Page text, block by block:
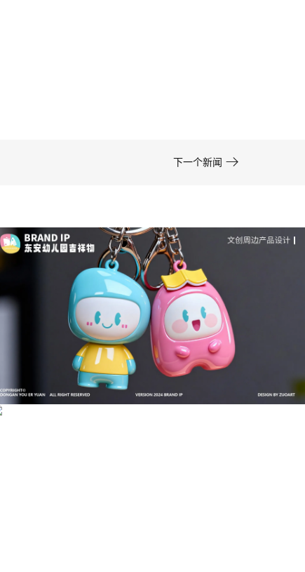
下一个新闻 
成功案例：品牌IP设计的视觉体系 | IP设计公司-佐
案设计